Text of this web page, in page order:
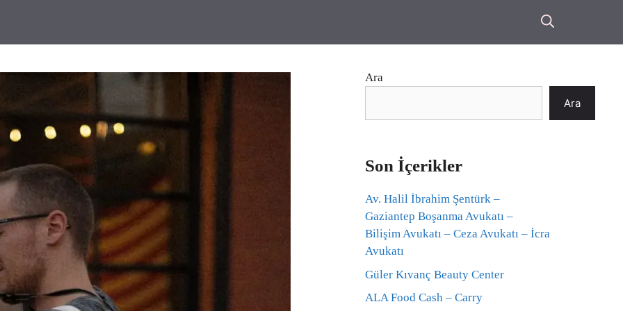
Ara
Ara
Son İçerikler
Av. Halil İbrahim Şentürk –
Gaziantep Boşanma Avukatı –
Bilişim Avukatı – Ceza Avukatı – İcra
Avukatı
Güler Kıvanç Beauty Center
ALA Food Cash – Carry